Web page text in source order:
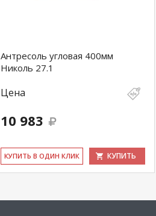
Антресоль угловая 400мм
Николь 27.1
Цена
10 983
КУ­ПИТЬ В ОДИН КЛИК КУПИТЬ